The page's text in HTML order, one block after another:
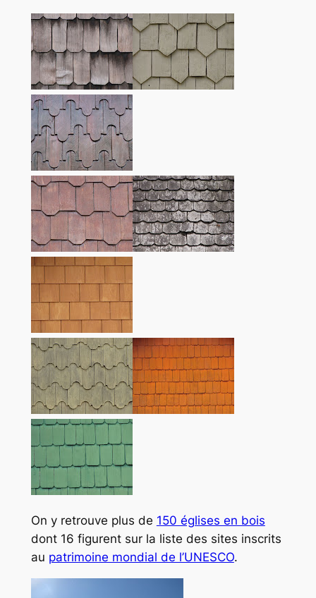
On y retrouve plus de 150 églises en bois
dont 16 figurent sur la liste des sites inscrits
au patrimoine mondial de l’UNESCO.